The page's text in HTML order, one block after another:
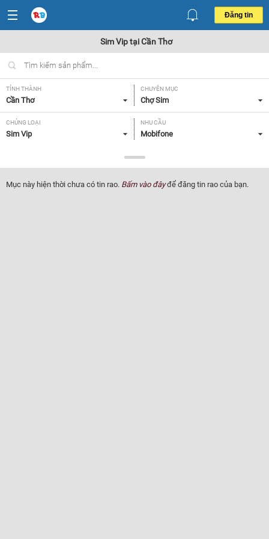
Đăng tin
Sim Vip tại Cần Thơ
TỈNH THÀNH
Cần Thơ
CHUYÊN MỤC
Chợ Sim
CHỦNG LOẠI
Sim Vip
NHU CẦU
Mobifone
Tất cả
Mục này hiện thời chưa có tin rao. Bấm vào đâyđể đăng tin rao của bạn.